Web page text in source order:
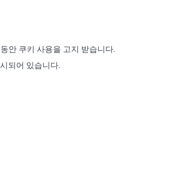
안 쿠키 사용을 고지 받습니다.
되어 있습니다.